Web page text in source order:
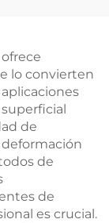
lo convierten
de
de
de
es crucial.